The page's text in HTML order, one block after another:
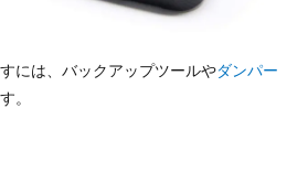
には、バックアップツールやダンパー
。